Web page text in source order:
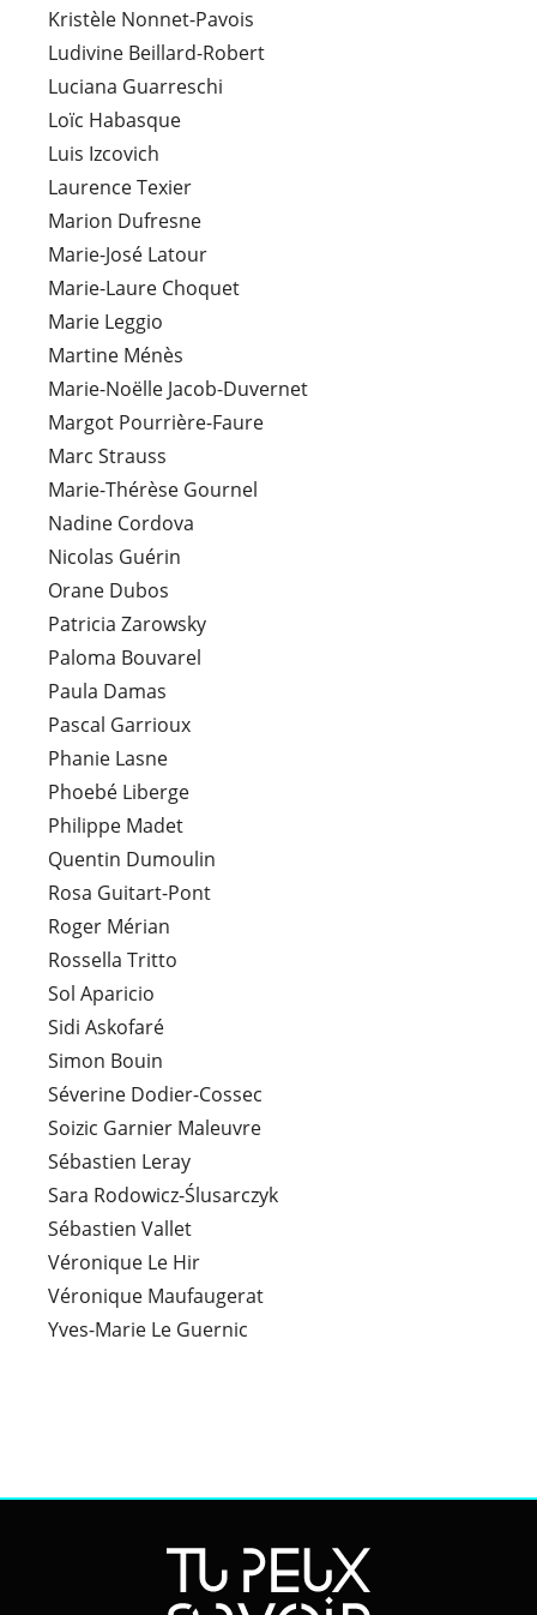
Kristèle Nonnet-Pavois
Ludivine Beillard-Robert
Luciana Guarreschi
Loïc Habasque
Luis Izcovich
Laurence Texier
Marion Dufresne
Marie-José Latour
Marie-Laure Choquet
Marie Leggio
Martine Ménès
Marie-Noëlle Jacob-Duvernet
Margot Pourrière-Faure
Marc Strauss
Marie-Thérèse Gournel
Nadine Cordova
Nicolas Guérin
Orane Dubos
Patricia Zarowsky
Paloma Bouvarel
Paula Damas
Pascal Garrioux
Phanie Lasne
Phoebé Liberge
Philippe Madet
Quentin Dumoulin
Rosa Guitart-Pont
Roger Mérian
Rossella Tritto
Sol Aparicio
Sidi Askofaré
Simon Bouin
Séverine Dodier-Cossec
Soizic Garnier Maleuvre
Sébastien Leray
Sara Rodowicz-Ślusarczyk
Sébastien Vallet
Véronique Le Hir
Véronique Maufaugerat
Yves-Marie Le Guernic